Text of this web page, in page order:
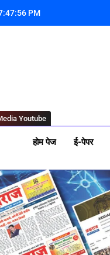
PM
होम पेज ई-पेपर
Youtube